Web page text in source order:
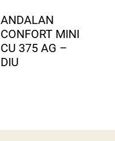
ANDALAN
CONFORT MINI
CU 375 AG –
DIU